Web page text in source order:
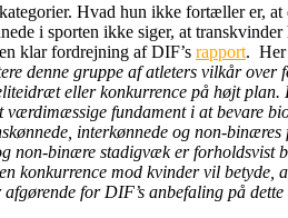
Hvad hun ikke fortæller er, at
i sporten ikke siger, at
klar fordrejning af DIF’s rapport. Her
denne gruppe af atleters vilkår over
eller konkurrence på højt plan.
fundament i at bevare
interkønnede og non-binæres
non-binære stadigvæk er forholdsvist
konkurrence mod kvinder vil betyde,
for DIF’s anbefaling på